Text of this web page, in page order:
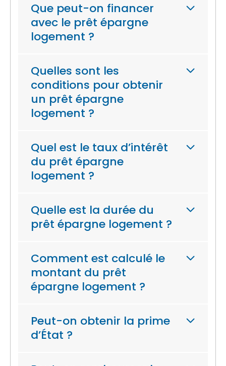
Que peut-on financer
avec le prêt épargne
logement ?
Quelles sont les
conditions pour obtenir
un prêt épargne
logement ?
Quel est le taux d’intérêt
du prêt épargne
logement ?
Quelle est la durée du
prêt épargne logement ?
Comment est calculé le
montant du prêt
épargne logement ?
Peut-on obtenir la prime
d’État ?